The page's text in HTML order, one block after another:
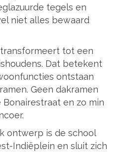
tegels en
niet alles bewaard
tot een
Dat betekent
ontstaan
Geen dakramen
en zo min
ontwerp is de school
Indiëplein en sluit zich